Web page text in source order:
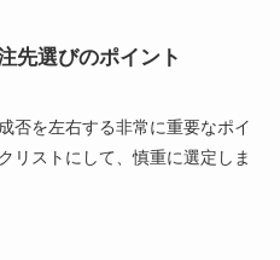
先選びのポイント
否を左右する非常に重要なポイ
リストにして、慎重に選定しま